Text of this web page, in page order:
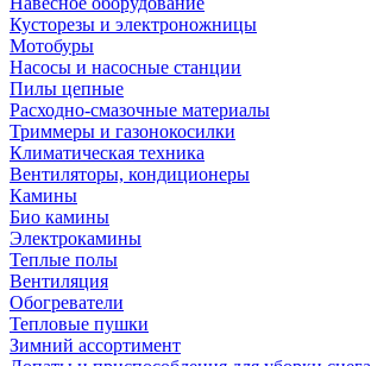
Кусторезы и электроножницы
Мотобуры
Насосы и насосные станции
Пилы цепные
Расходно-смазочные материалы
Триммеры и газонокосилки
Климатическая техника
Вентиляторы, кондиционеры
Камины
Био камины
Электрокамины
Теплые полы
Вентиляция
Обогреватели
Тепловые пушки
Зимний ассортимент